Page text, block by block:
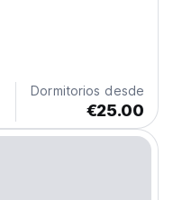
Dormitorios desde
€25.00